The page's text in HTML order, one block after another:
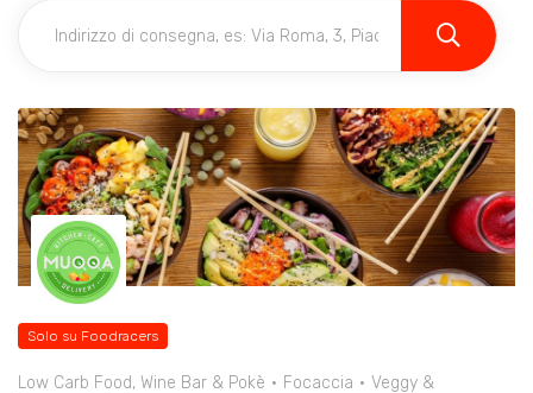
Solo su Foodracers
Low Carb Food, Wine Bar & Pokè Focaccia
Veggy &